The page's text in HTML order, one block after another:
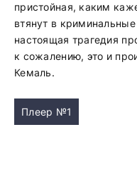
пристойная, каким
втянут в
настоящая трагедия
к сожалению, это и
Кемаль.
Плеер №1